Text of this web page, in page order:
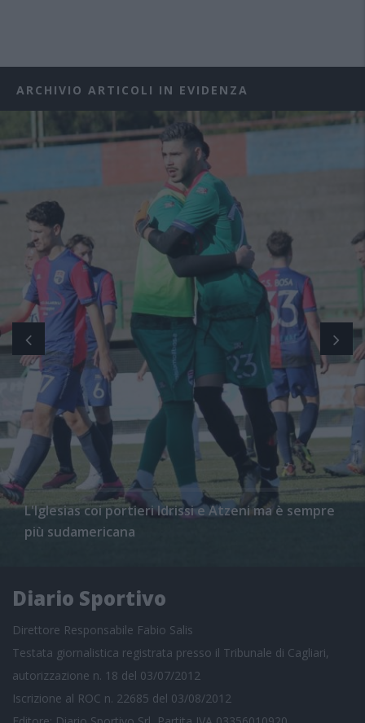
ARCHIVIO ARTICOLI IN EVIDENZA
L'Iglesias coi portieri Idrissi e Atzeni ma è sempre
più sudamericana
Diario Sportivo
Direttore Responsabile Fabio Salis
Testata giornalistica registrata presso il Tribunale di Cagliari,
autorizzazione n. 18 del 03/07/2012
Iscrizione al ROC n. 22685 del 03/08/2012